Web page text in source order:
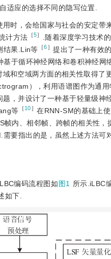
适应的选择不同的隐写位置.
时，会给国家与社会的安定带
计方法 ［5］
.随着深度学习技术
结果.Lin等 ［6］提出了一种有效
于循环神经网络和卷积神经
和空域两方面的相关性取得了
），利用语谱图作为通
，并设计了一种基于轻量级
等 ［10］ 在RNN-SM的基础上
帧内、相邻帧、跨帧的相关性
要指出的是，虽然上述方法
编码流程图如图1
所示.iLBC
如下.